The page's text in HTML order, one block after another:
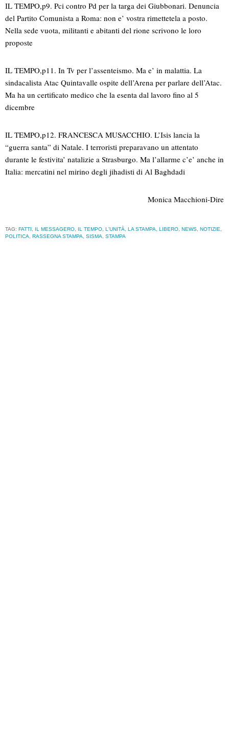
IL TEMPO,p9. Pci contro Pd per la targa dei Giubbonari. Denuncia
del Partito Comunista a Roma: non e’ vostra rimettetela a posto.
Nella sede vuota, militanti e abitanti del rione scrivono le loro
proposte
IL TEMPO,p11. In Tv per l’assenteismo. Ma e’ in malattia. La
sindacalista Atac Quintavalle ospite dell’Arena per parlare dell’Atac.
Ma ha un certificato medico che la esenta dal lavoro fino al 5
dicembre
IL TEMPO,p12. FRANCESCA MUSACCHIO. L’Isis lancia la
“guerra santa” di Natale. I terroristi preparavano un attentato
durante le festivita’ natalizie a Strasburgo. Ma l’allarme c’e’ anche in
Italia: mercatini nel mirino degli jihadisti di Al Baghdadi
Monica Macchioni-Dire
TAG: FATTI, IL MESSAGERO, IL TEMPO, L'UNITÀ, LA STAMPA, LIBERO, NEWS, NOTIZIE,
POLITICA, RASSEGNA STAMPA, SISMA, STAMPA